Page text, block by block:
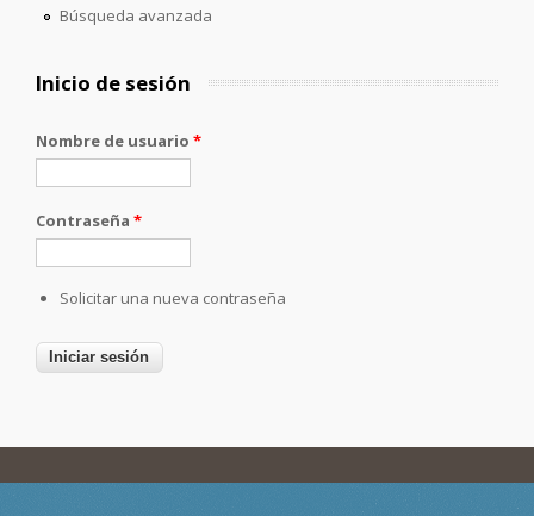
Búsqueda avanzada
Inicio de sesión
Nombre de usuario *
Contraseña *
Solicitar una nueva contraseña